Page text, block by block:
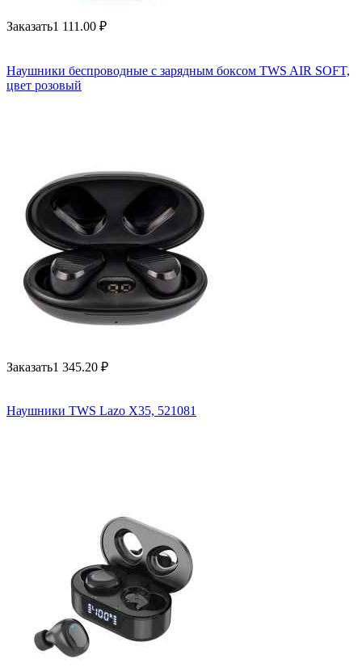
Заказать1 111.00 ₽
Наушники беспроводные с зарядным боксом TWS AIR SOFT,
цвет розовый
Заказать1 345.20 ₽
Наушники TWS Lazo X35, 521081